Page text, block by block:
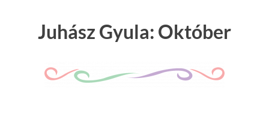
Juhász Gyula: Október